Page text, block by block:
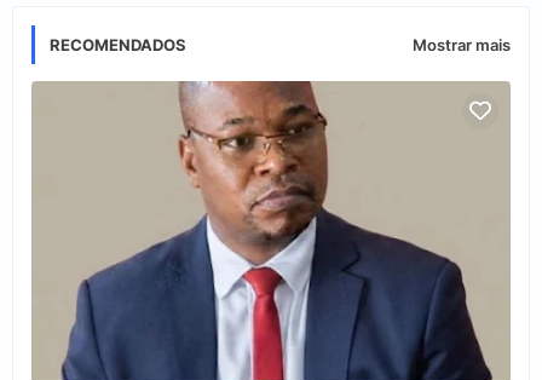
RECOMENDADOS Mostrar mais